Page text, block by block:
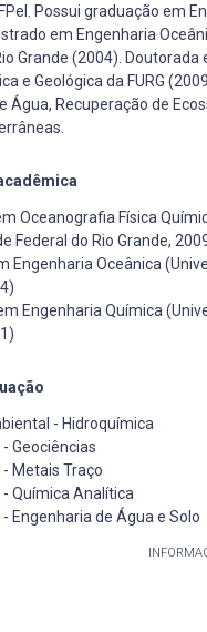
Possui graduação em
em Engenharia
Grande (2004). Doutorada
e Geológica da FURG
Água, Recuperação de
Oceanografia Física
Federal do Rio Grande,
Engenharia Oceânica
Engenharia Química
- Hidroquímica
Geociências
Metais Traço
- Química Analítica
Engenharia de Água e Solo